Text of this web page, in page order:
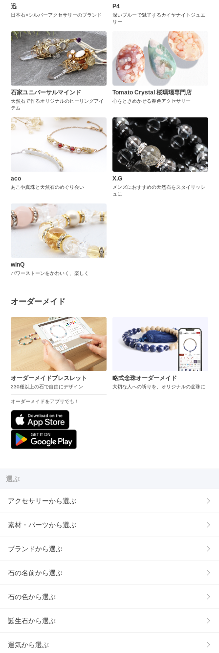
迅
日本石×シルバーアクセサリーのブランド
P4
深いブルーで魅了するカイヤナイトジュエ
リー
石家ユニバーサルマインド
天然石で作るオリジナルのヒーリングアイ
テム
Tomato Crystal 桜瑪瑙専門店
心をときめかせる春色アクセサリー
aco
あこや真珠と天然石のめぐり会い
X.G
メンズにおすすめの天然石をスタイリッシ
ュに
winQ
パワーストーンをかわいく、楽しく
オーダーメイド
オーダーメイドブレスレット
230種以上の石で自由にデザイン
オーダーメイドをアプリでも！
略式念珠オーダーメイド
大切な人への祈りを、オリジナルの念珠に
選ぶ
アクセサリーから選ぶ
素材・パーツから選ぶ
ブランドから選ぶ
石の名前から選ぶ
石の色から選ぶ
誕生石から選ぶ
運気から選ぶ